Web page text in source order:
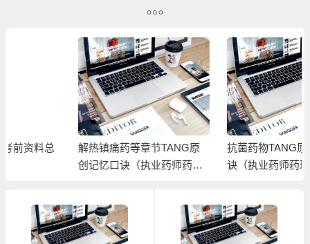
解热镇痛药等章节TANG原
创记忆口诀（执业药师药理
抗菌药物TANG原创记忆口
诀（执业药师药理学）